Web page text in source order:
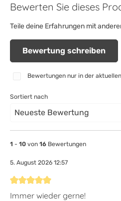
Bewerten Sie dieses
Teile deine Erfahrungen mit
Bewertung schreiben
Bewertungen nur in der
Sortiert nach
1 - 10 von 16 Bewertungen
5. August 2026 12:57
Bewertung mit 5 von 5 Sternen
Immer wieder gerne!